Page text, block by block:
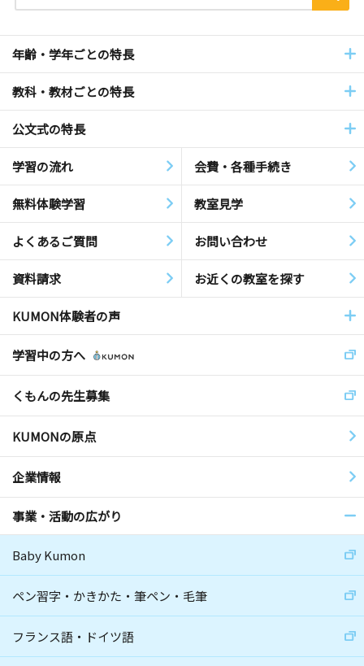
年齢・学年ごとの特長
教科・教材ごとの特長
公文式の特長
学習の流れ 会費・各種手続き
無料体験学習 教室見学
よくあるご質問 お問い合わせ
資料請求 お近くの教室を探す
KUMON体験者の声
学習中の方へ
くもんの先生募集
KUMONの原点
企業情報
事業・活動の広がり
Baby Kumon
ペン習字・かきかた・筆ペン・毛筆
フランス語・ドイツ語